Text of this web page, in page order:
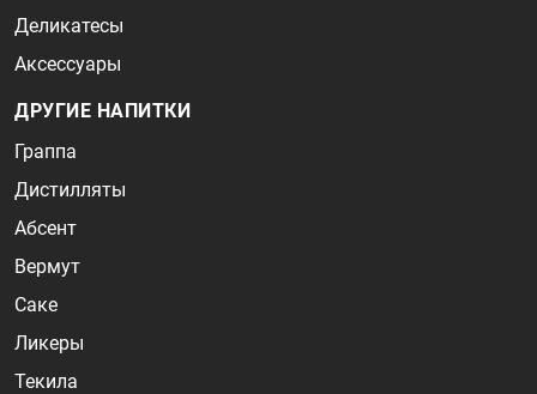
Деликатесы
Аксессуары
ДРУГИЕ НАПИТКИ
Граппа
Дистилляты
Абсент
Вермут
Саке
Ликеры
Текила